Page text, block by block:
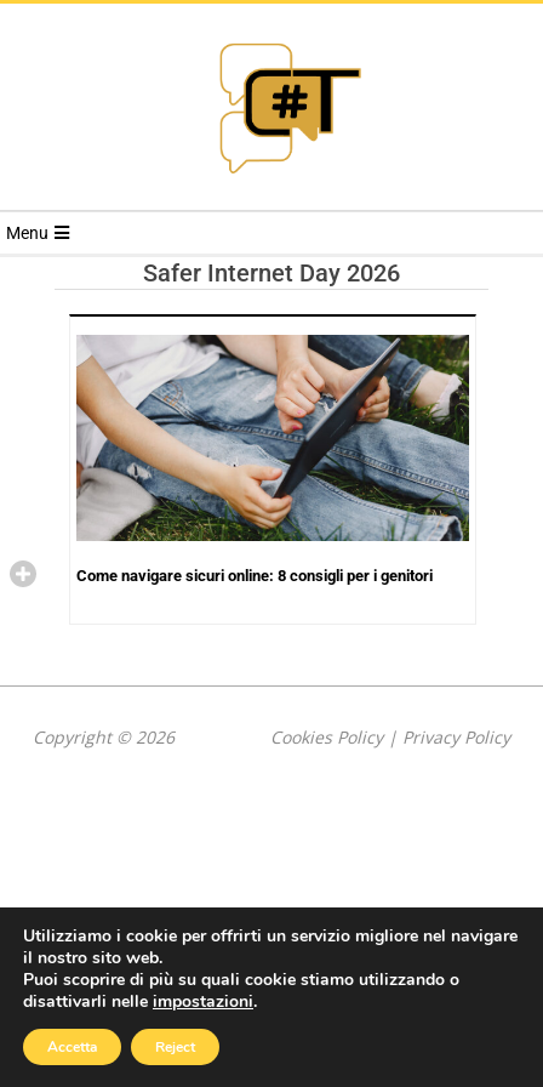
RIVISTA
TRENDS
Menu
Safer Internet Day 2026
Come navigare sicuri online: 8 consigli per i genitori
Copyright © 2026 Cookies Policy| Privacy Policy
Utilizziamo i cookie per offrirti un servizio migliore nel navigare
il nostro sito web.
Puoi scoprire di più su quali cookie stiamo utilizzando o
disattivarli nelle impostazioni.
Accetta Reject